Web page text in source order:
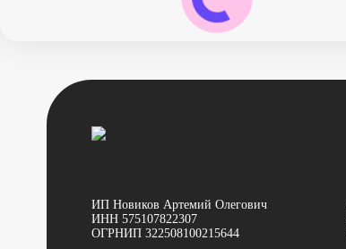
ИП Новиков Артемий Олегович
ИНН 575107822307
ОГРНИП 322508100215644